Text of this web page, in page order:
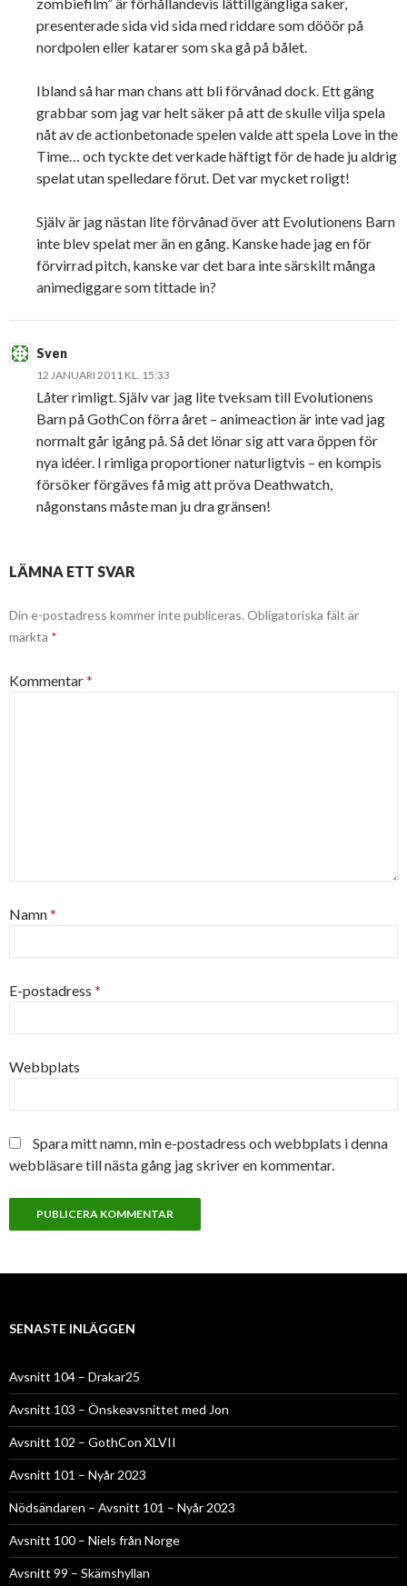
zombiefilm” är förhållandevis lättillgängliga saker,
presenterade sida vid sida med riddare som dööör på
nordpolen eller katarer som ska gå på bålet.
Ibland så har man chans att bli förvånad dock. Ett gäng
grabbar som jag var helt säker på att de skulle vilja spela
nåt av de actionbetonade spelen valde att spela Love in the
Time… och tyckte det verkade häftigt för de hade ju aldrig
spelat utan spelledare förut. Det var mycket roligt!
Själv är jag nästan lite förvånad över att Evolutionens Barn
inte blev spelat mer än en gång. Kanske hade jag en för
förvirrad pitch, kanske var det bara inte särskilt många
animediggare som tittade in?
Sven
12 JANUARI 2011 KL. 15:33
Låter rimligt. Själv var jag lite tveksam till Evolutionens
Barn på GothCon förra året – animeaction är inte vad jag
normalt går igång på. Så det lönar sig att vara öppen för
nya idéer. I rimliga proportioner naturligtvis – en kompis
försöker förgäves få mig att pröva Deathwatch,
någonstans måste man ju dra gränsen!
LÄMNA ETT SVAR
Din e-postadress kommer inte publiceras. Obligatoriska fält är
märkta *
Kommentar*
Namn*
E-postadress *
Webbplats
Spara mitt namn, min e-postadress och webbplats i denna
webbläsare till nästa gång jag skriver en kommentar.
SENASTE INLÄGGEN
Avsnitt 104 – Drakar25
Avsnitt 103 – Önskeavsnittet med Jon
Avsnitt 102 – GothCon XLVII
Avsnitt 101 – Nyår 2023
Nödsändaren – Avsnitt 101 – Nyår 2023
Avsnitt 100 – Niels från Norge
Avsnitt 99 – Skämshyllan